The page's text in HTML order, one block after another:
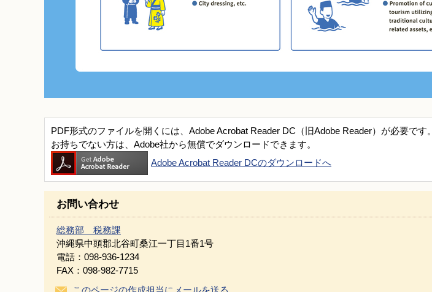
PDF形式のファイルを開くには、Adobe Acrobat Reader DC（旧Adobe Reader）が必要です。
お持ちでない方は、Adobe社から無償でダウンロードできます。
Adobe Acrobat Reader DCのダウンロードへ
お問い合わせ
総務部 税務課
沖縄県中頭郡北谷町桑江一丁目1番1号
電話：098-936-1234
FAX：098-982-7715